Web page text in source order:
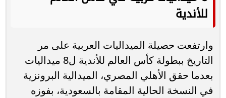
للأندية
وارتفعت حصيلة الميداليات العربية على مر
التاريخ ببطولة كأس العالم للأندية ل8 ميداليات
بعدما حقق الأهلي المصري، الميدالية البرونزية
في النسخة الحالية المقامة بالسعودية، بفوزه